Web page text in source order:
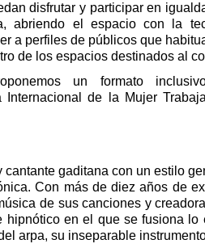
disfrutar y participar en
abriendo el espacio con la
a perfiles de públicos que
de los espacios destinados al
un formato
Internacional de la Mujer
cantante gaditana con un estilo
Con más de diez años de
de sus canciones y
hipnótico en el que se fusiona lo
arpa, su inseparable